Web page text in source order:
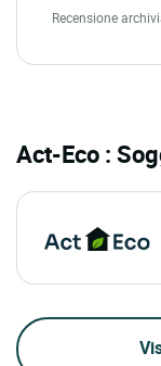
Recensione
Act-Eco :